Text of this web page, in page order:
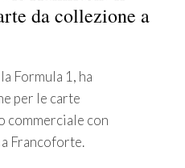
da collezione a
Formula 1, ha
per le carte
commerciale con
Francoforte.